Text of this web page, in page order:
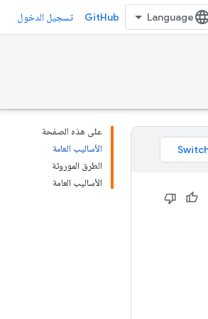
GitHub تسجيل الدخول
على هذه الصفحة
الأساليب العامة
الطرق الموروثة
الأساليب العامة